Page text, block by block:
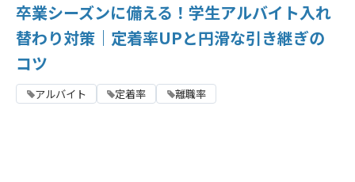
卒業シーズンに備える！学生アルバイト入れ
替わり対策｜定着率UPと円滑な引き継ぎの
コツ
アルバイト 定着率 離職率